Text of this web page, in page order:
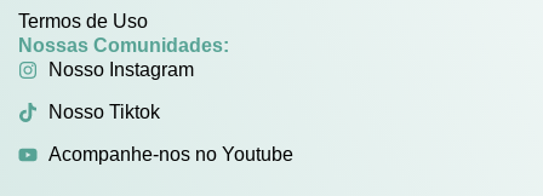
Termos de Uso
Nossas Comunidades:
Nosso Instagram
Nosso Tiktok
Acompanhe-nos no Youtube